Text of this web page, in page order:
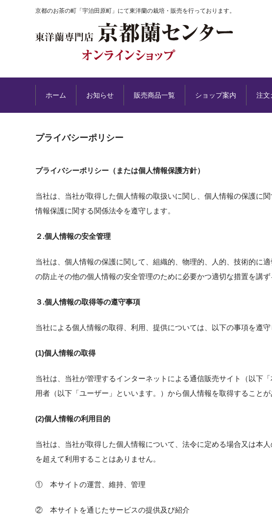
京都のお茶の町「宇治田原町」にて東洋蘭の栽培・販売を行っております。
ホーム お知らせ 販売商品一覧 ショップ案内 注文
プライバシーポリシー
プライバシーポリシー（または個人情報保護方針）
当社は、当社が取得した個人情報の取扱いに関し、個人情報の保護に
情報保護に関する関係法令を遵守します。
２.個人情報の安全管理
当社は、個人情報の保護に関して、組織的、物理的、人的、技術的に
の防止その他の個人情報の安全管理のために必要かつ適切な措置を講ず
３.個人情報の取得等の遵守事項
当社による個人情報の取得、利用、提供については、以下の事項を遵守
(1)個人情報の取得
当社は、当社が管理するインターネットによる通信販売サイト（以下
用者（以下「ユーザー」といいます。）から個人情報を取得することが
(2)個人情報の利用目的
当社は、当社が取得した個人情報について、法令に定める場合又は本
を超えて利用することはありません。
① 本サイトの運営、維持、管理
② 本サイトを通じたサービスの提供及び紹介